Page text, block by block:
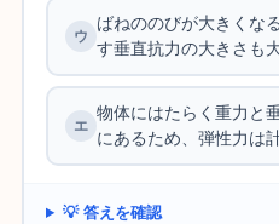
ばねののびが大きくな
す垂直抗力の大きさも
物体にはたらく重力と
にあるため、弾性力は
💡 答えを確認